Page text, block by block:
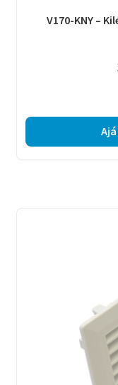
V170-KNY –